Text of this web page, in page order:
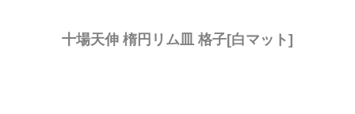
十場天伸 楕円リム皿 格子[白マット]